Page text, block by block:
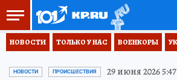
НОВОСТИ ТОЛЬКО У НАС ВОЕНКОРЫ
НОВОСТИ ПРОИСШЕСТВИЯ 29 июня 2026 5:47